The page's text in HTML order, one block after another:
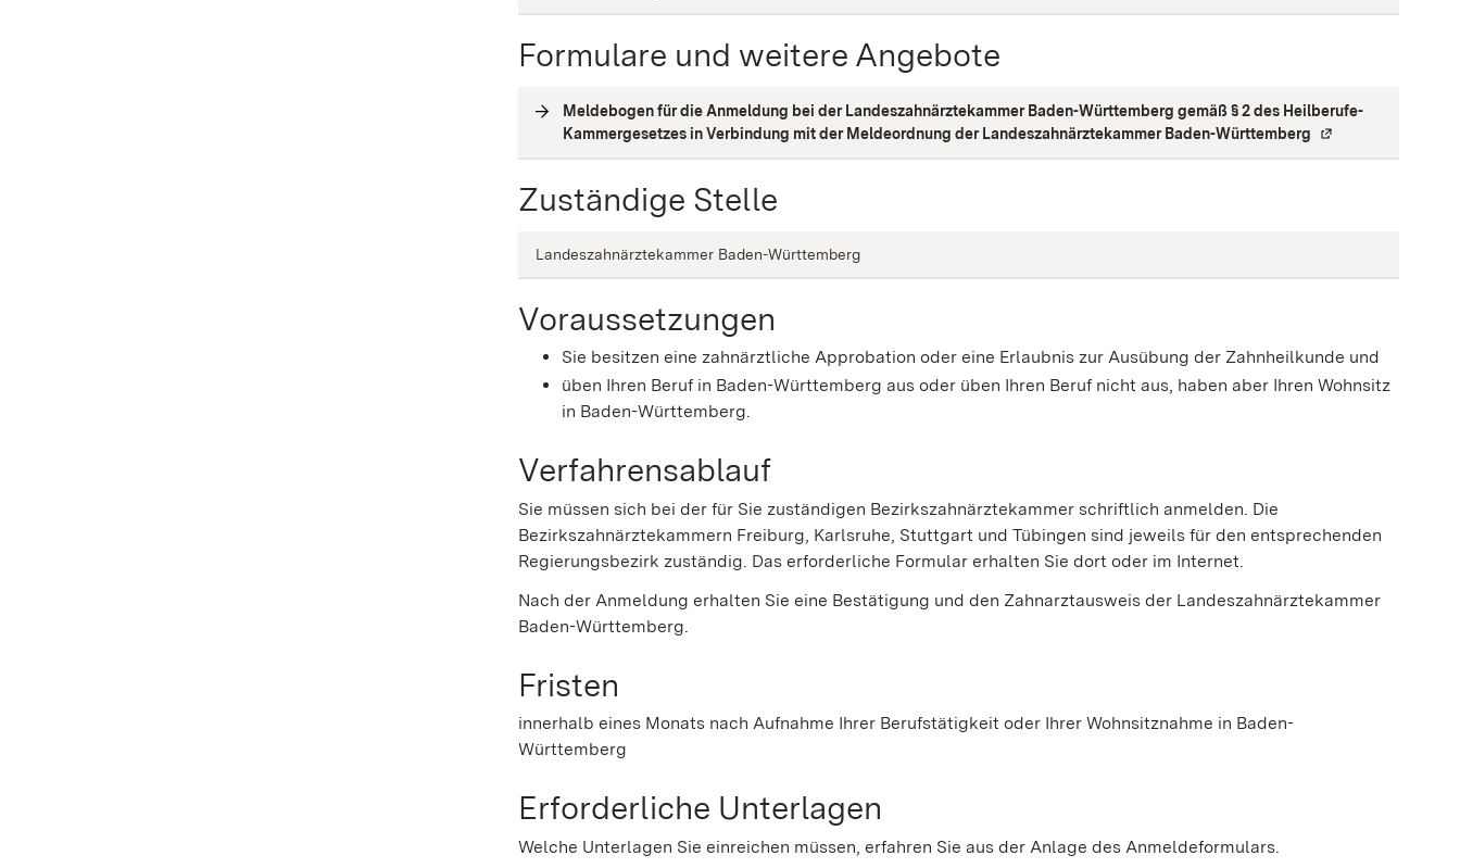
Formulare und weitere Angebote
Meldebogen für die Anmeldung bei der Landeszahnärztekammer Baden-Württemberg gemäß § 2 des Heilberufe-
Kammergesetzes in Verbindung mit der Meldeordnung der Landeszahnärztekammer Baden-Württemberg
Externe Verlinkung
Zuständige Stelle
Landeszahnärztekammer Baden-Württemberg
Voraussetzungen
Sie besitzen eine zahnärztliche Approbation oder eine Erlaubnis zur Ausübung der Zahnheilkunde und
üben Ihren Beruf in Baden-Württemberg aus oder üben Ihren Beruf nicht aus, haben aber Ihren Wohnsitz
in Baden-Württemberg.
Verfahrensablauf
Sie müssen sich bei der für Sie zuständigen Bezirkszahnärztekammer schriftlich anmelden. Die
Bezirkszahnärztekammern Freiburg, Karlsruhe, Stuttgart und Tübingen sind jeweils für den entsprechenden
Regierungsbezirk zuständig. Das erforderliche Formular erhalten Sie dort oder im Internet.
Nach der Anmeldung erhalten Sie eine Bestätigung und den Zahnarztausweis der Landeszahnärztekammer
Baden-Württemberg.
Fristen
innerhalb eines Monats nach Aufnahme Ihrer Berufstätigkeit oder Ihrer Wohnsitznahme in Baden-
Württemberg
Erforderliche Unterlagen
Welche Unterlagen Sie einreichen müssen, erfahren Sie aus der Anlage des Anmeldeformulars.